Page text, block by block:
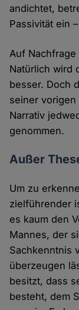
andichtet,
Passivität ein
Auf
Natürlich wird
besser. Doch
seiner vorigen
Narrativ
genommen.
Außer
Um zu
zielführender
es kaum den
Mannes, der
Sachkenntnis
überzeugen
besitzt, dass
besteht, dem